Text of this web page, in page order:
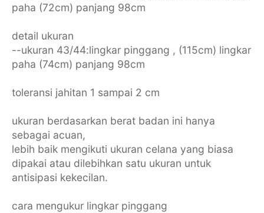
paha (72cm) panjang 98cm
detail ukuran
--ukuran 43/44:lingkar pinggang , (115cm) lingkar
paha (74cm) panjang 98cm
toleransi jahitan 1 sampai 2 cm
ukuran berdasarkan berat badan ini hanya
sebagai acuan,
lebih baik mengikuti ukuran celana yang biasa
dipakai atau dilebihkan satu ukuran untuk
antisipasi kekecilan.
cara mengukur lingkar pinggang